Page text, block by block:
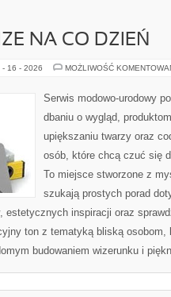
NA CO DZIEŃ
- 16 - 2026 MOŻLIWOŚĆ
Serwis modowo-urodowy
dbaniu o wygląd,
upiększaniu twarzy oraz
osób, które chcą czuć się
To miejsce stworzone z
szukają prostych porad
estetycznych inspiracji oraz
ton z tematyką bliską
budowaniem wizerunku i